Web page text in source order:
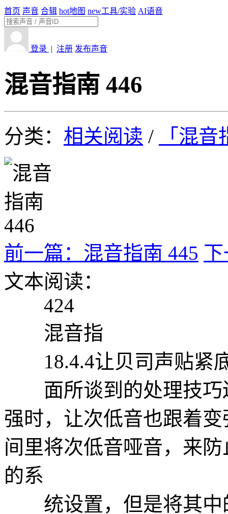
首页 声音 合辑 hot地图 new工具/实验 AI语音
登录 | 注册 发布声音
混音指南 446
分类： 相关阅读 / 「混
前一篇：混音指南 445
文本阅读：
424
混音指
18.4.4让贝司声贴紧
面所谈到的处理技巧
强时，让次低音也跟着
间里将次低音哑音，来
的系
统设置，但是将其中